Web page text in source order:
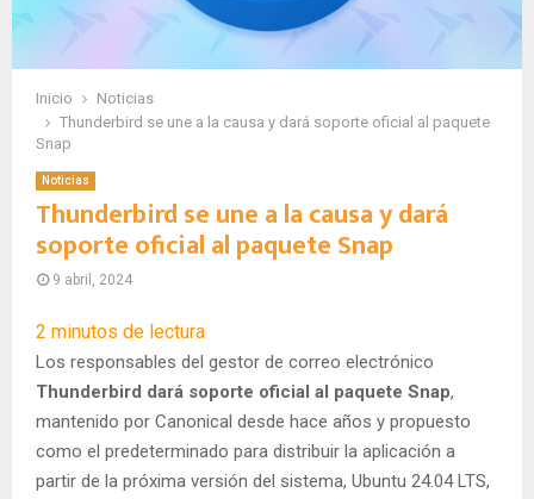
Inicio
Noticias
Thunderbird se une a la causa y dará soporte oficial al paquete
Snap
Noticias
Thunderbird se une a la causa y dará
soporte oficial al paquete Snap
9 abril, 2024
2 minutos de lectura
Los responsables del gestor de correo electrónico
Thunderbird dará soporte oficial al paquete Snap,
mantenido por Canonical desde hace años y propuesto
como el predeterminado para distribuir la aplicación a
partir de la próxima versión del sistema, Ubuntu 24.04 LTS,